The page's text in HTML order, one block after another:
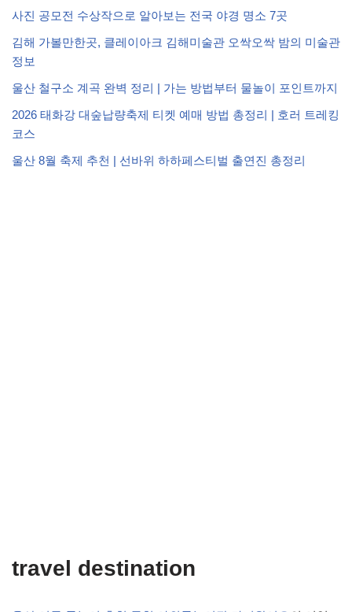
사진 공모전 수상작으로 알아보는 전국 야경 명소 7곳
김해 가볼만한곳, 클레이아크 김해미술관 오싹오싹 밤의 미술관
정보
울산 철구소 계곡 완벽 정리 | 가는 방법부터 물놀이 포인트까지
2026 태화강 대숲납량축제 티켓 예매 방법 총정리 | 호러 트레킹
코스
울산 8월 축제 추천 | 선바위 하하페스티벌 출연진 총정리
travel destination